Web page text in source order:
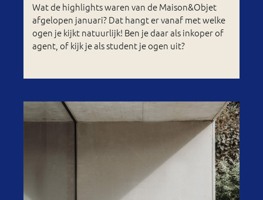
Wat de highlights waren van de Maison&Objet
afgelopen januari? Dat hangt er vanaf met welke
ogen je kijkt natuurlijk! Ben je daar als inkoper of
agent, of kijk je als student je ogen uit?